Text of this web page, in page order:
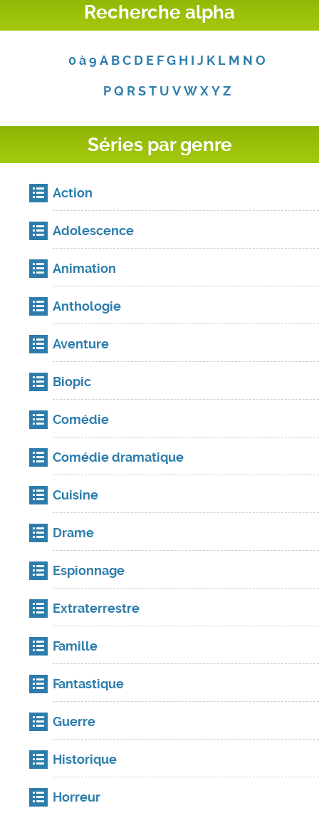
Recherche alpha
0 à 9 A B C D E F G H I J K L M N O
P Q R S T U V W X Y Z
Séries par genre
Action
Adolescence
Animation
Anthologie
Aventure
Biopic
Comédie
Comédie dramatique
Cuisine
Drame
Espionnage
Extraterrestre
Famille
Fantastique
Guerre
Historique
Horreur